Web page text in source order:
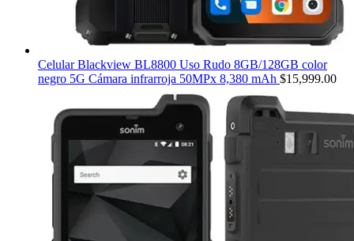
Celular Blackview BL8800 Uso Rudo 8GB/128GB color
negro 5G Cámara infrarroja 50MPx 8,380 mAh $15,999.00